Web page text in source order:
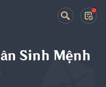
Sinh Mệnh